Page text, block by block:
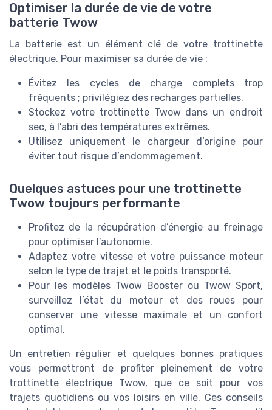
Optimiser la durée de vie de votre
batterie Twow
La batterie est un élément clé de votre trottinette
électrique. Pour maximiser sa durée de vie :
Évitez les cycles de charge complets trop
fréquents ; privilégiez des recharges partielles.
Stockez votre trottinette Twow dans un endroit
sec, à l’abri des températures extrêmes.
Utilisez uniquement le chargeur d’origine pour
éviter tout risque d’endommagement.
Quelques astuces pour une trottinette
Twow toujours performante
Profitez de la récupération d’énergie au freinage
pour optimiser l’autonomie.
Adaptez votre vitesse et votre puissance moteur
selon le type de trajet et le poids transporté.
Pour les modèles Twow Booster ou Twow Sport,
surveillez l’état du moteur et des roues pour
conserver une vitesse maximale et un confort
optimal.
Un entretien régulier et quelques bonnes pratiques
vous permettront de profiter pleinement de votre
trottinette électrique Twow, que ce soit pour vos
trajets quotidiens ou vos loisirs en ville. Ces conseils